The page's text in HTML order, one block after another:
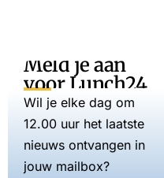
Meld je aan
voor Lunch24
Wil je elke dag om
12.00 uur het laatste
nieuws ontvangen in
jouw mailbox?